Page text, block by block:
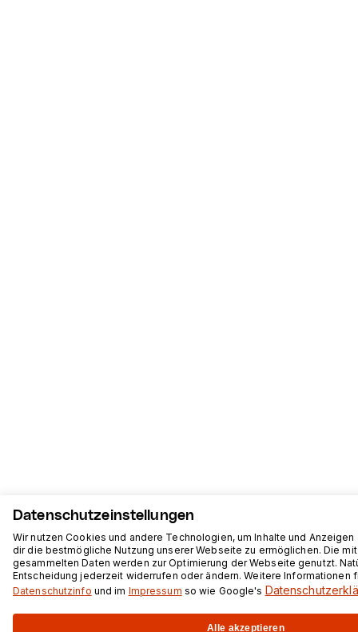
Datenschutzeinstellungen
Wir nutzen Cookies und andere Technologien, um Inhalte und
dir die bestmögliche Nutzung unserer Webseite zu ermöglichen. Die
gesammelten Daten werden zur Optimierung der Webseite genutzt.
Entscheidung jederzeit widerrufen oder ändern. Weitere Informationen
Datenschutzinfo und im Impressum so wie Google's
Alle akzeptieren